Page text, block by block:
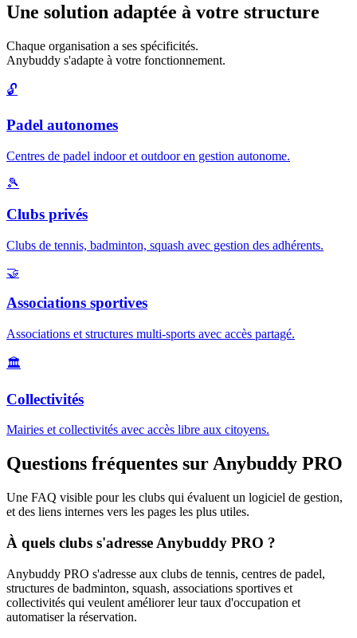
Une solution adaptée à votre structure
Chaque organisation a ses spécificités.
Anybuddy s'adapte à votre fonctionnement.
🔓
Padel autonomes
Centres de padel indoor et outdoor en gestion autonome.
🎾
Clubs privés
Clubs de tennis, badminton, squash avec gestion des adhérents.
🤝
Associations sportives
Associations et structures multi-sports avec accès partagé.
🏛️
Collectivités
Mairies et collectivités avec accès libre aux citoyens.
Questions fréquentes sur Anybuddy PRO
Une FAQ visible pour les clubs qui évaluent un logiciel de gestion,
et des liens internes vers les pages les plus utiles.
À quels clubs s'adresse Anybuddy PRO ?
Anybuddy PRO s'adresse aux clubs de tennis, centres de padel,
structures de badminton, squash, associations sportives et
collectivités qui veulent améliorer leur taux d'occupation et
automatiser la réservation.